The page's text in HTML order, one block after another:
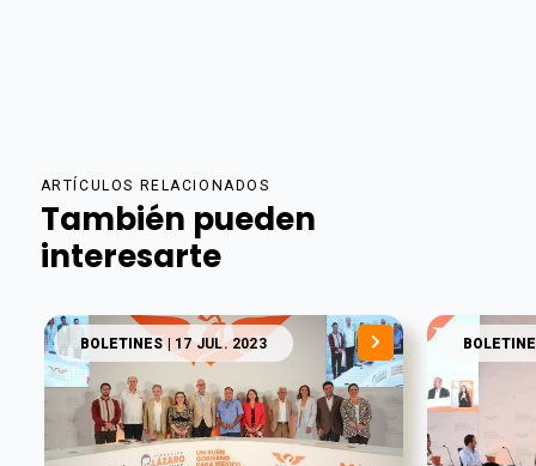
ARTÍCULOS RELACIONADOS
También pueden
interesarte
BOLETINES| 17 JUL. 2023